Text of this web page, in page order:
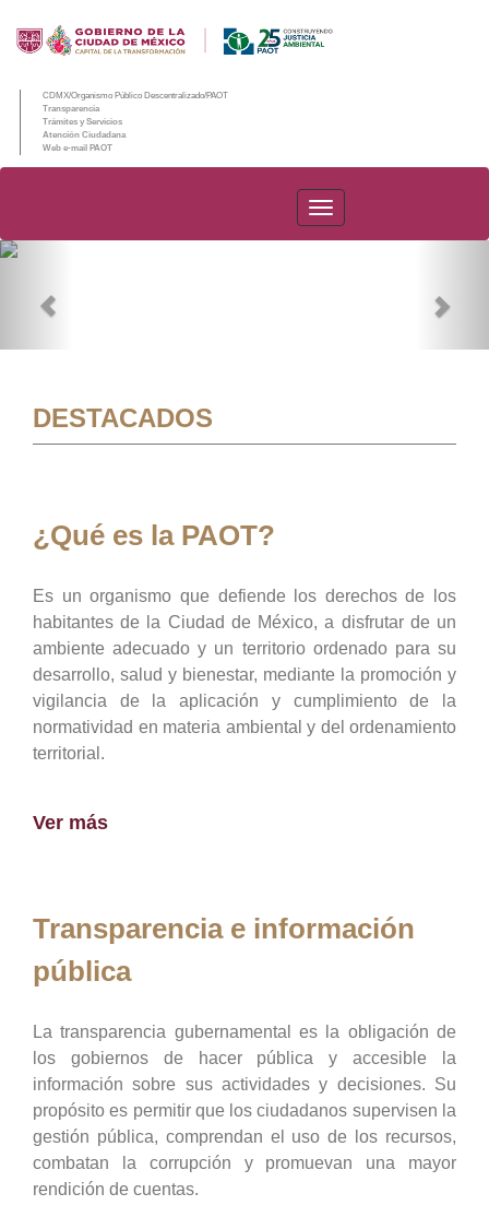
CDMX/Organismo Público Descentralizado/PAOT
Transparencia
Trámites y Servicios
Atención Ciudadana
Web e-mail PAOT
PAOT
DESTACADOS
¿Qué es la PAOT?
Es un organismo que defiende los derechos de los
habitantes de la Ciudad de México, a disfrutar de un
ambiente adecuado y un territorio ordenado para su
desarrollo, salud y bienestar, mediante la promoción y
vigilancia de la aplicación y cumplimiento de la
normatividad en materia ambiental y del ordenamiento
territorial.
Ver más
Transparencia e información
pública
La transparencia gubernamental es la obligación de
los gobiernos de hacer pública y accesible la
información sobre sus actividades y decisiones. Su
propósito es permitir que los ciudadanos supervisen la
gestión pública, comprendan el uso de los recursos,
combatan la corrupción y promuevan una mayor
rendición de cuentas.